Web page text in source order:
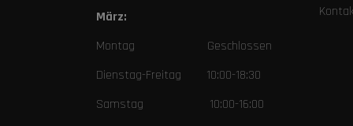
März:
Montag Geschlossen
Dienstag-Freitag 10:00-18:30
Samstag 10:00-16:00